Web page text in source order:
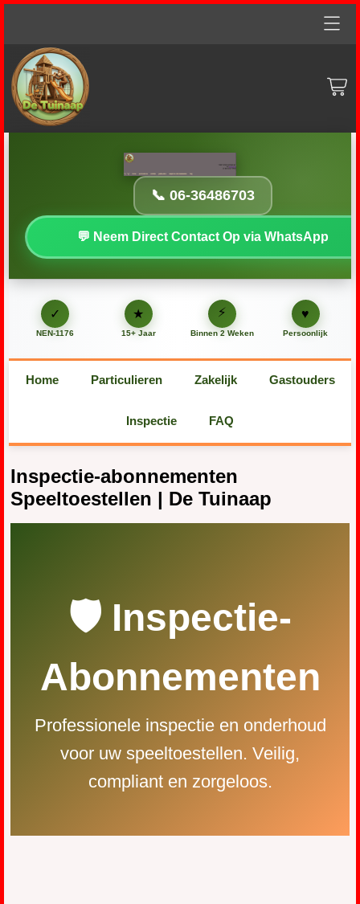
particulieren
zakelijk
inspectie-abonnementen
FAQ
📞 06-36486703
💬 Neem Direct Contact Op via WhatsApp
✓
NEN-1176
★
15+ Jaar
⚡
Binnen 2 Weken
♥
Persoonlijk
Home Particulieren Zakelijk Gastouders
Inspectie FAQ
Inspectie-abonnementen
Speeltoestellen | De Tuinaap
🛡️ Inspectie-
Abonnementen
Professionele inspectie en onderhoud
voor uw speeltoestellen. Veilig,
compliant en zorgeloos.